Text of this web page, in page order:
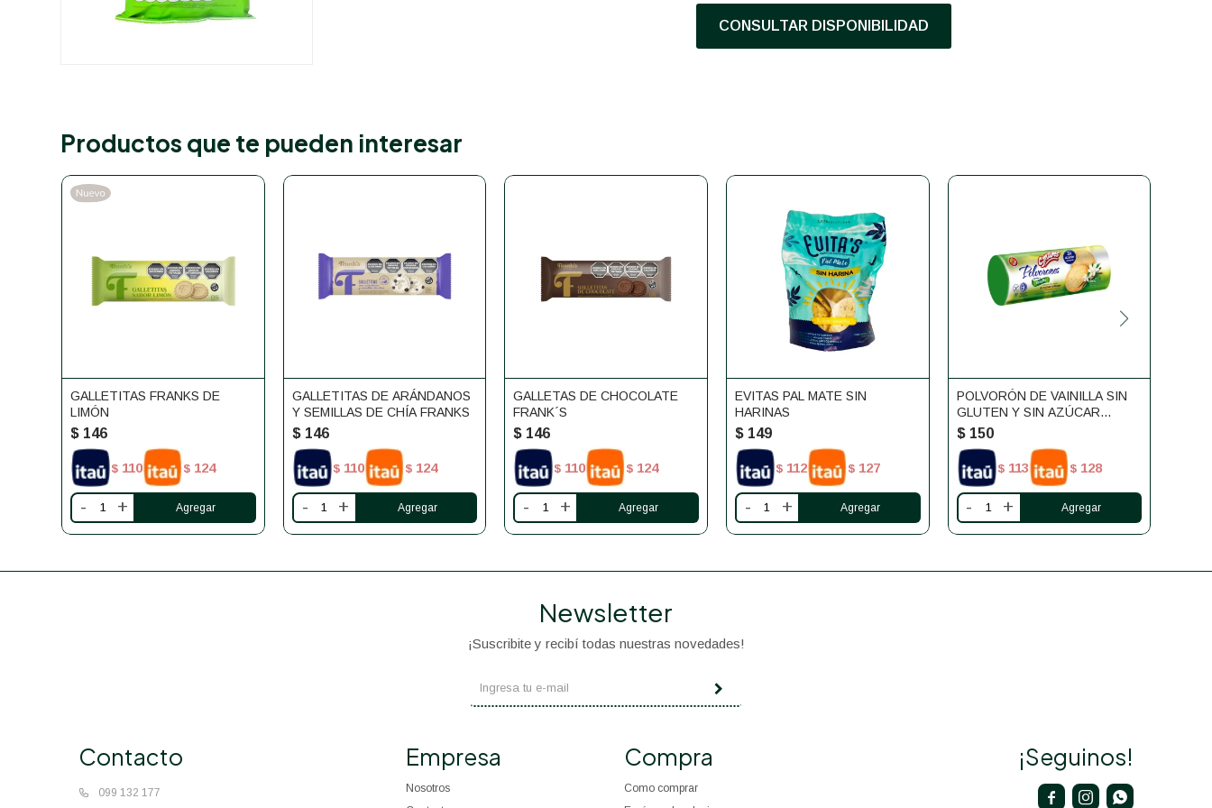
CONSULTAR DISPONIBILIDAD
Productos que te pueden interesar
GALLETITAS FRANKS DE
LIMÓN
$ 146
$ 110 $ 124
- +
GALLETITAS DE ARÁNDANOS
Y SEMILLAS DE CHÍA FRANKS
$ 146
$ 110 $ 124
- +
GALLETAS DE CHOCOLATE
FRANK´S
$ 146
$ 110 $ 124
- +
EVITAS PAL MATE SIN
HARINAS
$ 149
$ 112 $ 127
- +
POLVORÓN DE VAINILLA SIN
GLUTEN Y SIN AZÚCAR
SMAMS
$ 150
$ 113 $ 128
- +
Contacto
099 132 177
Empresa
Nosotros
Compra
Como comprar
Newsletter
¡Suscribite y recibí todas nuestras novedades!
¡Seguinos!
  